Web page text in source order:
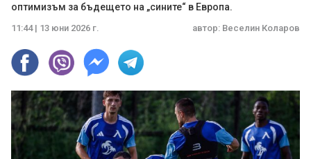
оптимизъм за бъдещето на „сините“ в Европа.
11:44 | 13 юни 2026 г. автор: Веселин Коларов